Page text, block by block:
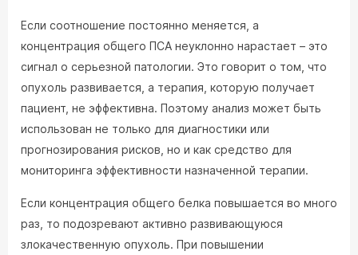
Если соотношение постоянно меняется, а
концентрация общего ПСА неуклонно нарастает – это
сигнал о серьезной патологии. Это говорит о том, что
опухоль развивается, а терапия, которую получает
пациент, не эффективна. Поэтому анализ может быть
использован не только для диагностики или
прогнозирования рисков, но и как средство для
мониторинга эффективности назначенной терапии.
Если концентрация общего белка повышается во много
раз, то подозревают активно развивающуюся
злокачественную опухоль. При повышении